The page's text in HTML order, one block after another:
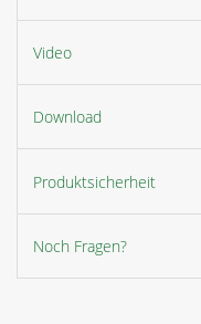
Video
Download
Produktsicherheit
Noch Fragen?